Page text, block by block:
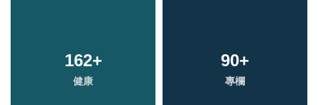
162+
健康
90+
專欄